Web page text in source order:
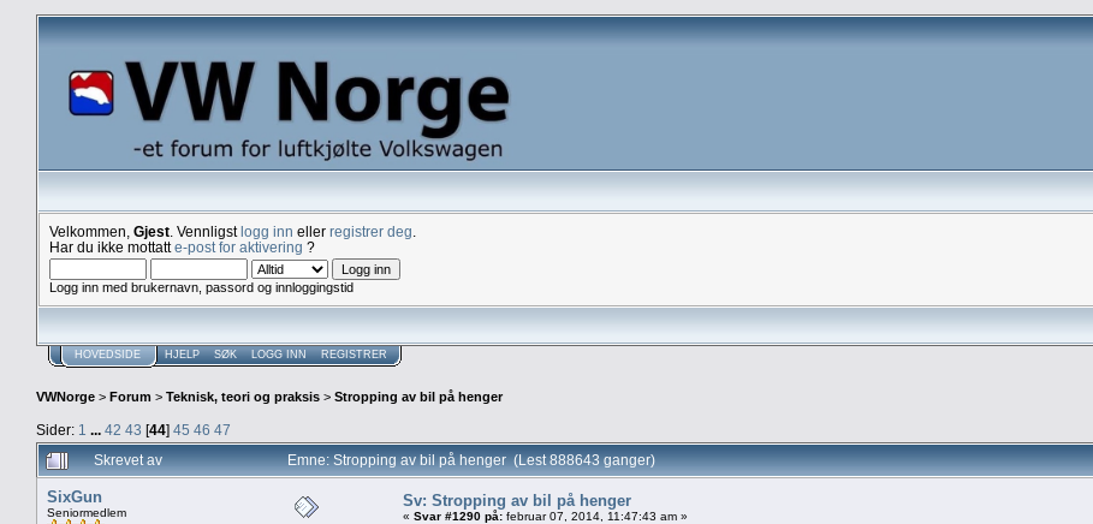
Velkommen, Gjest . Vennligstlogg inn eller registrer deg
Har du ikke mottatte-post for aktivering ?
Logg inn med brukernavn, passord og innloggingstid
HOVEDSIDE HJELP SØK LOGG INN REGISTRER
VWNorge > Forum > Teknisk, teori og praksis > Stropping av bil på henger
Sider: 1 ... 42 43 [44] 45 46 47
Skrevet av Emne: Stropping av bil på henger (Lest 888643 ganger)
SixGun
Seniormedlem
Sv: Stropping av bil på henger
« Svar #1290 på: februar 07, 2014, 11:47:43 am »